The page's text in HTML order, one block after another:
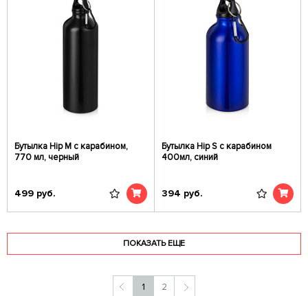
Бутылка Hip M с карабином,
770 мл, черный
499 руб.
Бутылка Hip S с карабином
400мл, синий
394 руб.
ПОКАЗАТЬ ЕЩЕ
1 2